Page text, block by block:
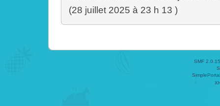
(28 juillet 2025 à 23 h 13 )
SMF 2.0.15